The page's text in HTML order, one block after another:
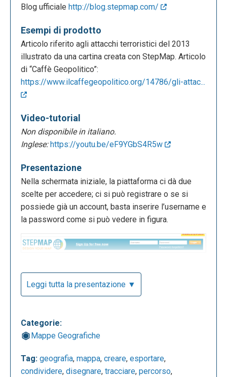
Blog ufficiale http://blog.stepmap.com/
Esempi di prodotto
Articolo riferito agli attacchi terroristici del 2013
illustrato da una cartina creata con StepMap. Articolo
di “Caffè Geopolitico”:
https://www.ilcaffegeopolitico.org/14786/gli-attac...
Video-tutorial
Non disponibile in italiano.
Inglese: https://youtu.be/eF9YGbS4R5w
Presentazione
Nella schermata iniziale, la piattaforma ci dà due
scelte per accedere; ci si può registrare o se si
possiede già un account, basta inserire l’username e
la password come si può vedere in figura.
scegliere tra due tipi di mappe geografiche. Nel
primo caso si tratta di una mappa standard, nel
Leggi tutta la presentazione ▼
Categorie:
Mappe Geografiche
Tag: geografia, mappa, creare, esportare,
condividere, disegnare, tracciare, percorso,